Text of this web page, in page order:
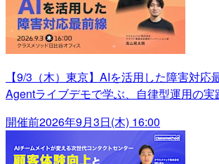
【9/3（木）東京】AIを活用した障害対応
Agentライブデモで学ぶ、自律型運用の実
開催前2026年9月3日(木) 16:00